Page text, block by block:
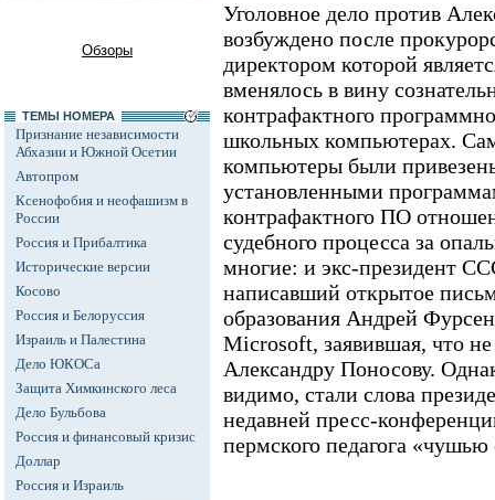
Обзоры
ТЕМЫ НОМЕРА
Признание независимости
Абхазии и Южной Осетии
Автопром
Ксенофобия и неофашизм в
России
Россия и Прибалтика
Исторические версии
Косово
Россия и Белоруссия
Израиль и Палестина
Дело ЮКОСа
Защита Химкинского леса
Дело Бульбова
Россия и финансовый кризис
Доллар
Россия и Израиль
Уголовное дело против
возбуждено после
директором которой
вменялось в вину
контрафактного
школьных компьютерах.
компьютеры были
установленными
контрафактного ПО
судебного процесса за
многие: и экс-президент
написавший открытое
образования Андрей
Microsoft, заявившая, что
Александру Поносову.
видимо, стали слова
недавней пресс-
пермского педагога «чушью